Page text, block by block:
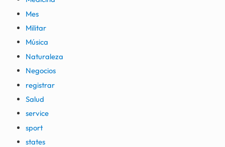
Mes
Militar
Música
Naturaleza
Negocios
registrar
Salud
service
sport
states